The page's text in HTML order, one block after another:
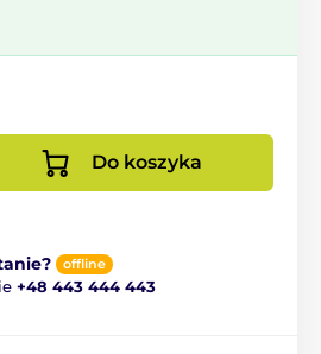
Do koszyka
offline
+48 443 444 443